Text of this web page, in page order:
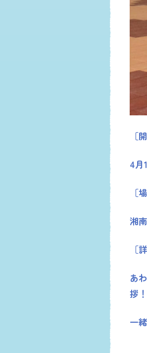
［
4月
［
湘
［
あ
拶！
一